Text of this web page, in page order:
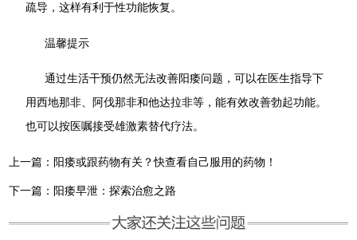
疏导，这样有利于性功能恢复。
温馨提示
通过生活干预仍然无法改善阳痿问题，可以在医生指导下
用西地那非、阿伐那非和他达拉非等，能有效改善勃起功能。
也可以按医嘱接受雄激素替代疗法。
上一篇：阳痿或跟药物有关？快查看自己服用的药物！
下一篇：阳痿早泄：探索治愈之路